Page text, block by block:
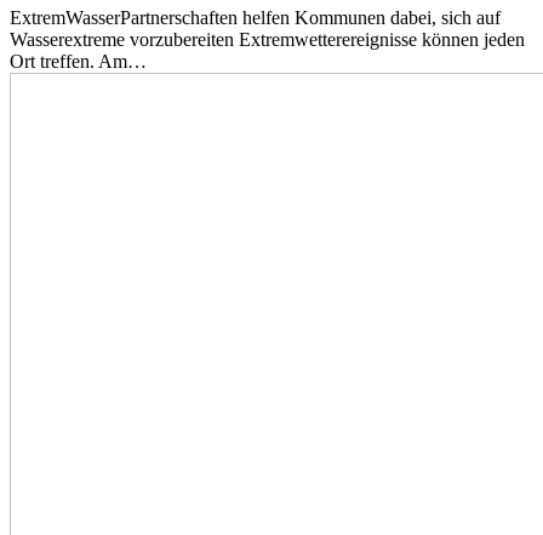
ExtremWasserPartnerschaften helfen Kommunen dabei, sich auf
Wasserextreme vorzubereiten Extremwetterereignisse können jeden
Ort treffen. Am…